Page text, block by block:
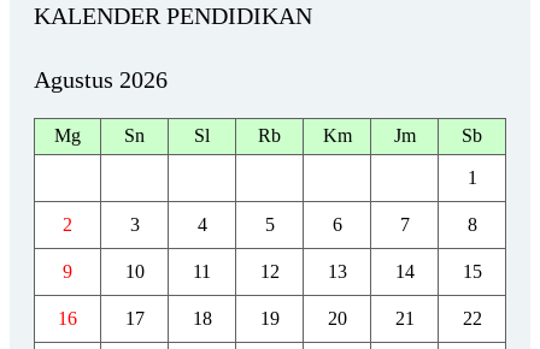
KALENDER PENDIDIKAN
Agustus 2026
Mg Sn Sl Rb Km Jm Sb
1
2 3 4 5 6 7 8
9 10 11 12 13 14 15
16 17 18 19 20 21 22